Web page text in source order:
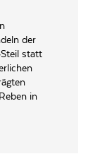
vegan
l
Ulrich Langguth,
der
statt
in